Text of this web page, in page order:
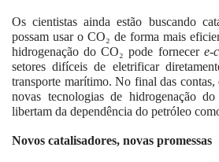
Os cientistas ainda estão buscando
possam usar o CO₂ de forma mais
hidrogenação do CO₂ pode fornecer e-
setores difíceis de eletrificar
transporte marítimo. No final das contas,
novas tecnologias de hidrogenação
libertam da dependência do petróleo
Novos catalisadores, novas promessas